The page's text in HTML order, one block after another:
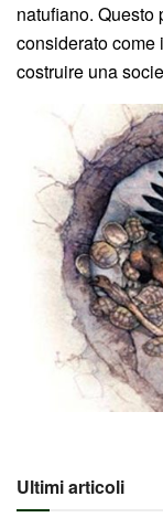
natufiano. Questo
considerato come
costruire una
Ultimi articoli